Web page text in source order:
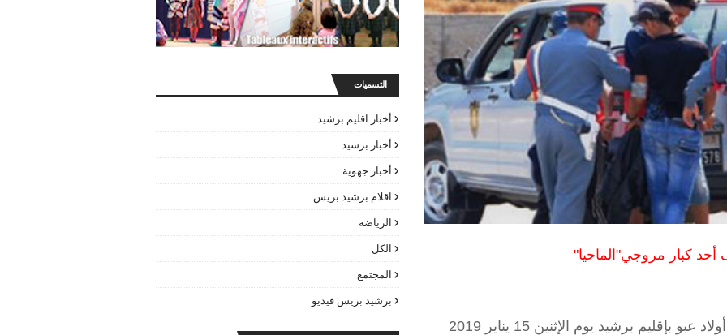
أحد كبار مروجي"الماحيا"
تمكنت عناصر الدرك الملكي بمركز أولاد عبو بإقليم برشيد يوم الإثنين 15 يناير 2019
التسميات
أخبار اقليم برشيد
أخبار برشيد
أخبار جهوية
اقلام برشيد بريس
الرياضة
الكل
المجتمع
برشيد بريس فيديو